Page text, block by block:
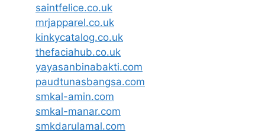
saintfelice.co.uk
mrjapparel.co.uk
kinkycatalog.co.uk
thefaciahub.co.uk
yayasanbinabakti.com
paudtunasbangsa.com
smkal-amin.com
smkal-manar.com
smkdarulamal.com